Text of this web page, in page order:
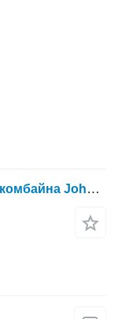
Гидромотор для зерноуборочного комбайна John Deere T660I